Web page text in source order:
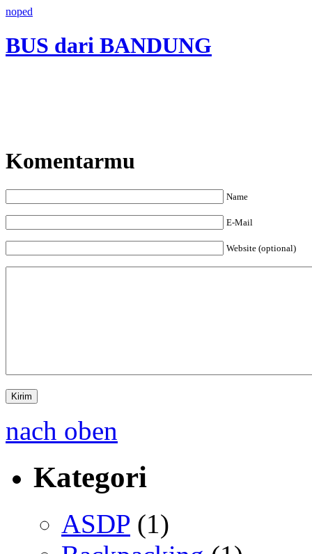
noped
BUS dari BANDUNG
Komentarmu
Name
E-Mail
Website (optional)
nach oben
Kategori
ASDP (1)